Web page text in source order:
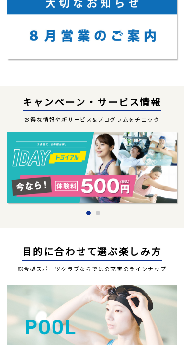
キャンペーン・サービス情報
お得な情報や新サービス&プログラムをチェック
目的に合わせて選ぶ楽しみ方
総合型スポーツクラブならではの充実のラインナップ